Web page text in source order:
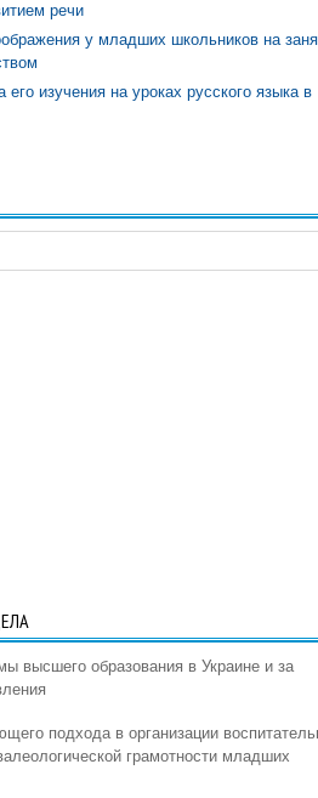
речи
у младших школьников на
изучения на уроках русского языка в
высшего образования в Украине и за
подхода в организации
грамотности младших